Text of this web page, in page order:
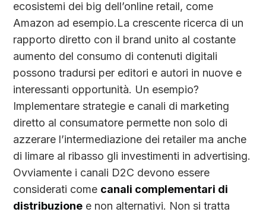
ecosistemi dei big dell’online retail, come
Amazon ad esempio.La crescente ricerca di un
rapporto diretto con il brand unito al costante
aumento del consumo di contenuti digitali
possono tradursi per editori e autori in nuove e
interessanti opportunità. Un esempio?
Implementare strategie e canali di marketing
diretto al consumatore permette non solo di
azzerare l’intermediazione dei retailer ma anche
di limare al ribasso gli investimenti in advertising.
Ovviamente i canali D2C devono essere
considerati come canali complementari di
distribuzione e non alternativi. Non si tratta